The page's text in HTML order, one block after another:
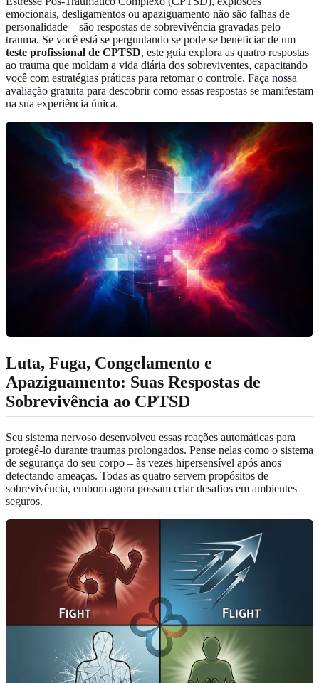
emocionais, desligamentos ou apaziguamento não são falhas de
personalidade – são respostas de sobrevivência gravadas pelo
trauma. Se você está se perguntando se pode se beneficiar de um
teste profissional de CPTSD, este guia explora as quatro respostas
ao trauma que moldam a vida diária dos sobreviventes, capacitando
você com estratégias práticas para retomar o controle. Faça nossa
avaliação gratuita para descobrir como essas respostas se manifestam
na sua experiência única.
Luta, Fuga, Congelamento e
Apaziguamento: Suas Respostas de
Sobrevivência ao CPTSD
Seu sistema nervoso desenvolveu essas reações automáticas para
protegê-lo durante traumas prolongados. Pense nelas como o sistema
de segurança do seu corpo – às vezes hipersensível após anos
detectando ameaças. Todas as quatro servem propósitos de
sobrevivência, embora agora possam criar desafios em ambientes
seguros.